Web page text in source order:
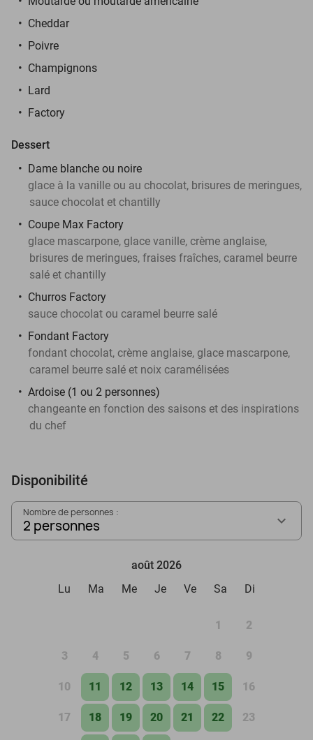
Cheddar
Poivre
Champignons
Lard
Factory
Dessert
Dame blanche ou noire
glace à la vanille ou au chocolat, brisures de meringues,
sauce chocolat et chantilly
Coupe Max Factory
glace mascarpone, glace vanille, crème anglaise,
brisures de meringues, fraises fraîches, caramel beurre
salé et chantilly
Churros Factory
sauce chocolat ou caramel beurre salé
Fondant Factory
fondant chocolat, crème anglaise, glace mascarpone,
caramel beurre salé et noix caramélisées
Ardoise (1 ou 2 personnes)
changeante en fonction des saisons et des inspirations
du chef
Disponibilité
Nombre de personnes :
2 personnes
août 2026
Lu
Ma Me Je Ve Sa Di
1 2
3 4 5 6 7 8 9
10 11 12 13 14 15 16
17 18 19 20 21 22 23